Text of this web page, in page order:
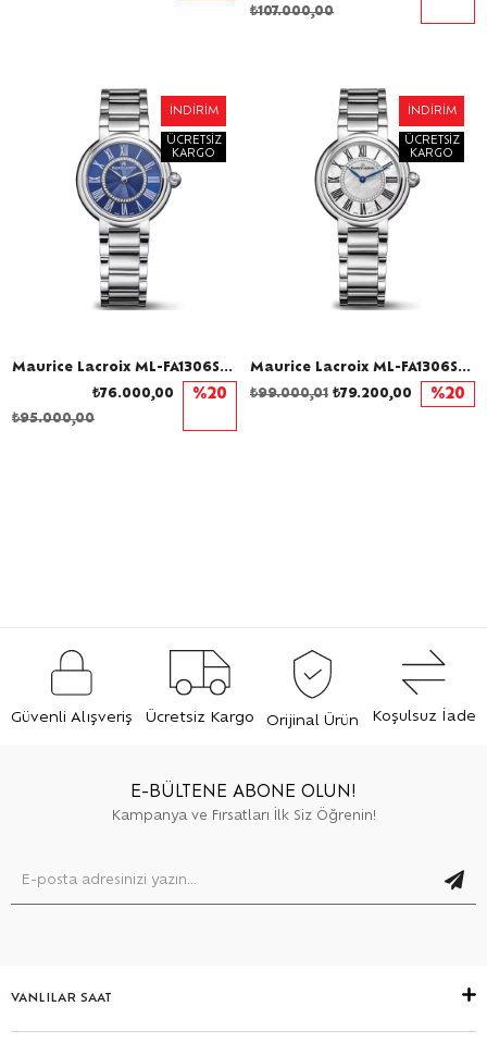
₺107.000,00
Maurice Lacroix ML-FA1306SS002410-1 Pırlantalı Kadın Kol Saati
İNDIRIM
ÜCRETSIZ
KARGO
₺76.000,00
₺95.000,00
%20
Maurice Lacroix ML-FA1306SS002111-1 Pırlantalı Kadın Kol Saati
İNDIRIM
ÜCRETSIZ
KARGO
₺79.200,00
₺99.000,01 %20
Güvenli Alışveriş Ücretsiz Kargo Orijinal Ürün Koşulsuz İade
E-BÜLTENE ABONE OLUN!
Kampanya ve Fırsatları İlk Siz Öğrenin!
VANLILAR SAAT